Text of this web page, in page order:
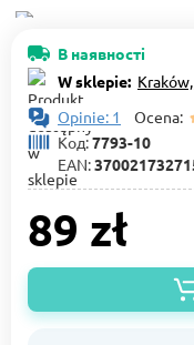
В наявності
W sklepie:
Opinie: 1
Ocena:
Код:7793-10
EAN:
89 zł